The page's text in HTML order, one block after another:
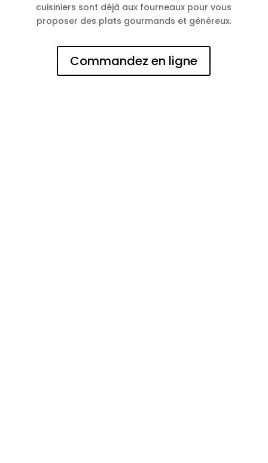
cuisiniers sont déjà aux fourneaux pour vous
proposer des plats gourmands et généreux.
Commandez en ligne